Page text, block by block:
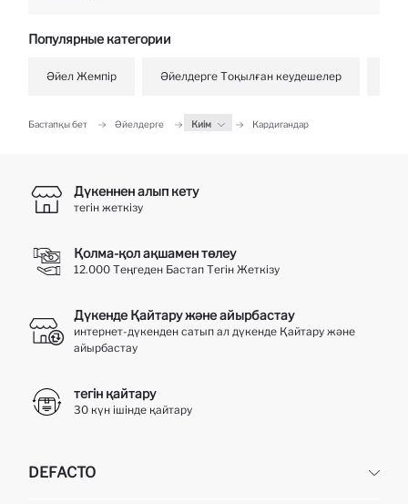
Популярные категории
Әйел Жемпір Әйелдерге Тоқылған кеудешелер
Бастапқы бет Әйелдерге Киім Кардигандар
Дүкеннен алып кету
тегін жеткізу
Қолма-қол ақшамен төлеу
12.000 Теңгеден Бастап Тегін Жеткізу
Дүкенде Қайтару және айырбастау
интернет-дүкенден сатып ал дүкенде Қайтару және
айырбастау
тегін қайтару
30 күн ішінде қайтару
DEFACTO